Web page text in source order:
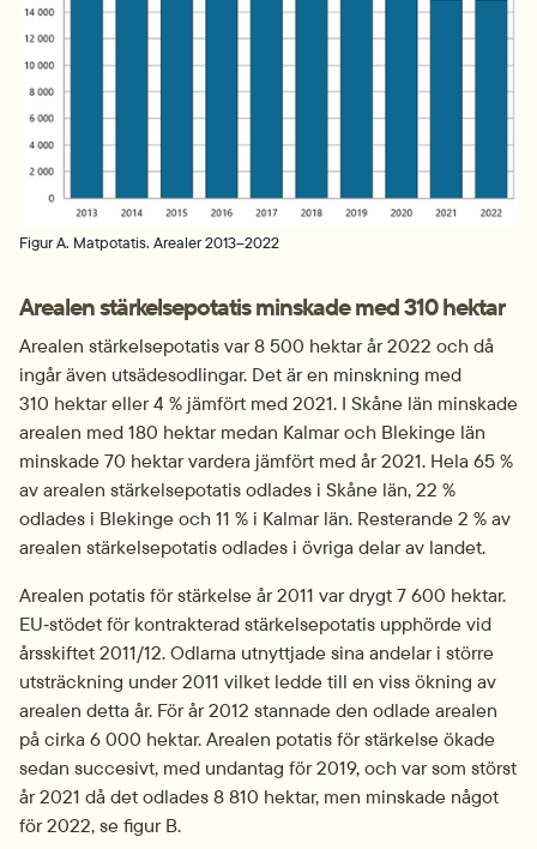
Figur A. Matpotatis. Arealer 2013–2022
Arealen stärkelsepotatis minskade med 310 hektar
Arealen stärkelsepotatis var 8 500 hektar år 2022 och då
ingår även utsädesodlingar. Det är en minskning med
310 hektar eller 4 % jämfört med 2021. I Skåne län minskade
arealen med 180 hektar medan Kalmar och Blekinge län
minskade 70 hektar vardera jämfört med år 2021. Hela 65 %
av arealen stärkelsepotatis odlades i Skåne län, 22 %
odlades i Blekinge och 11 % i Kalmar län. Resterande 2 % av
arealen stärkelsepotatis odlades i övriga delar av landet.
Arealen potatis för stärkelse år 2011 var drygt 7 600 hektar.
EU‑stödet för kontrakterad stärkelsepotatis upphörde vid
årsskiftet 2011/12. Odlarna utnyttjade sina andelar i större
utsträckning under 2011 vilket ledde till en viss ökning av
arealen detta år. För år 2012 stannade den odlade arealen
på cirka 6 000 hektar. Arealen potatis för stärkelse ökade
sedan succesivt, med undantag för 2019, och var som störst
år 2021 då det odlades 8 810 hektar, men minskade något
för 2022, se figur B.